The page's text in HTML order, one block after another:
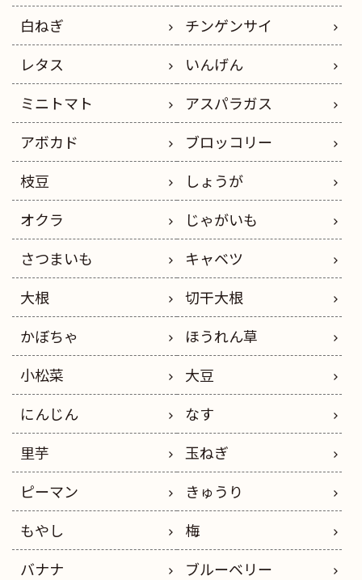
白ねぎ
チンゲンサイ
レタス
いんげん
ミニトマト
アスパラガス
アボカド
ブロッコリー
枝豆
しょうが
オクラ
じゃがいも
さつまいも
キャベツ
大根
切干大根
かぼちゃ
ほうれん草
小松菜
大豆
にんじん
なす
里芋
玉ねぎ
ピーマン
きゅうり
もやし
梅
バナナ
ブルーベリー